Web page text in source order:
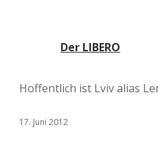
Der LIBERO
Hoffentlich ist Lviv alias
17. Juni 2012